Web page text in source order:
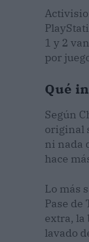
1 y 2
por
Qué
Según
original
ni nada
hace
Lo más
Pase de
extra, la
lavado